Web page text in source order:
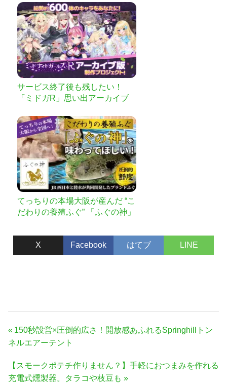
サービス終了後も残したい！
「ミドガR」思い出アーカイブ
てっちりの本場大阪が産んだ “こ
だわりの養殖ふぐ” 「ふぐの神」
X Facebook はてブ LINE
投
稿
ビ
ゲ
前
の
事:
150秒設営×圧倒的広さ！開放感あふれるSpringhillトン
ネルエアーテント
次
の
【スモークポテチ作りません？】手軽におつまみを作れる
充電式燻製器。タラコや枝豆も